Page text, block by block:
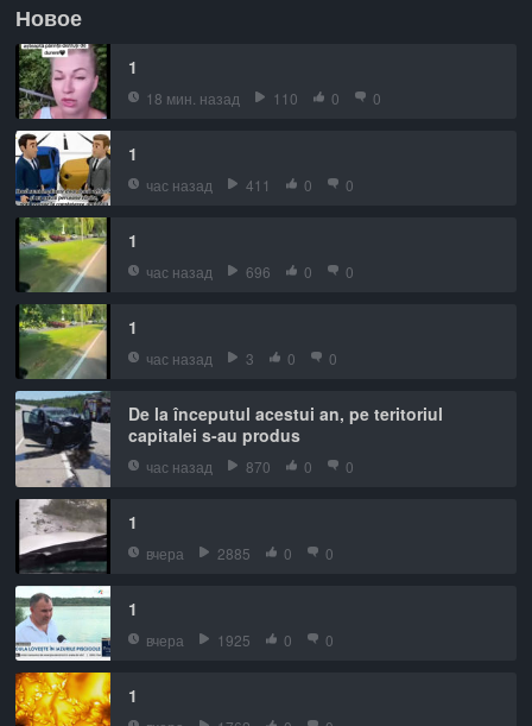
Новое
1
18 мин. назад 110 0 0
1
час назад 411 0 0
1
час назад 696 0 0
1
час назад 3 0 0
De la începutul acestui an, pe teritoriul
capitalei s-au produs
час назад 870 0 0
1
вчера 2885 0 0
1
вчера 1925 0 0
1